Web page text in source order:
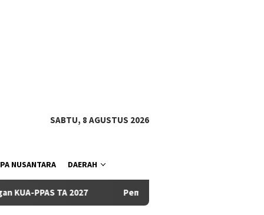
SABTU, 8 AGUSTUS 2026
NUSANTARA DAERAH
2027 Pemkab dan DPRD Badung Sepakati KUA-PPAS